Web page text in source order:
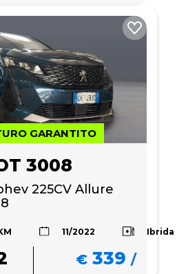
GARANTITO
3008
225CV Allure
11/2022 Ibrida
€ 339 /